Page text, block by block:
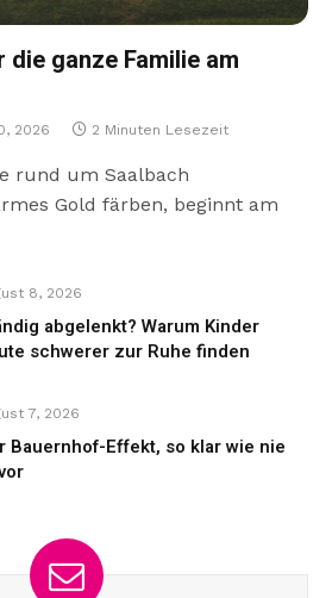
ganze Familie am
2026 2 Minuten Lesezeit
rund um Saalbach
Gold färben, beginnt am
8, 2026
abgelenkt? Warum Kinder
schwerer zur Ruhe finden
7, 2026
Bauernhof-Effekt, so klar wie nie